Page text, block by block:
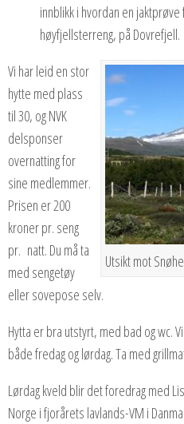
innblikk i hvordan en
høyfjellsterreng, på Dovrefjell.
Utsikt mot
Vi har leid en stor
hytte med plass
til 30, og NVK
delsponser
overnatting for
sine medlemmer.
Prisen er 200
kroner pr. seng
pr. natt. Du må ta
med sengetøy
eller sovepose selv.
Hytta er bra utstyrt, med bad og wc.
både fredag og lørdag. Ta med
Lørdag kveld blir det foredrag med
Norge i fjorårets lavlands-VM i